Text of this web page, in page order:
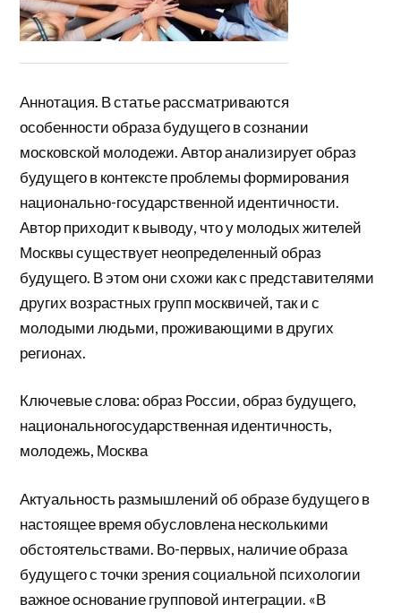
Аннотация. В статье рассматриваются
особенности образа будущего в сознании
московской молодежи. Автор анализирует образ
будущего в контексте проблемы формирования
национально-государственной идентичности.
Автор приходит к выводу, что у молодых жителей
Москвы существует неопределенный образ
будущего. В этом они схожи как с представителями
других возрастных групп москвичей, так и с
молодыми людьми, проживающими в других
регионах.
Ключевые слова: образ России, образ будущего,
национальногосударственная идентичность,
молодежь, Москва
Актуальность размышлений об образе будущего в
настоящее время обусловлена несколькими
обстоятельствами. Во-первых, наличие образа
будущего с точки зрения социальной психологии
важное основание групповой интеграции. «В